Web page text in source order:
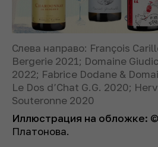
Слева направо: François
Bergerie 2021; Domaine
2022; Fabrice Dodane &
Le Dos d’Chat G.G. 2020;
Souteronne 2020
Иллюстрация на обложке:
Платонова.